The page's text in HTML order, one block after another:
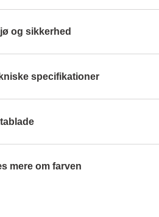
og sikkerhed
specifikationer
mere om farven